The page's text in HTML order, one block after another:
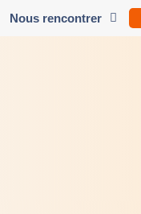
Nous rencontrer